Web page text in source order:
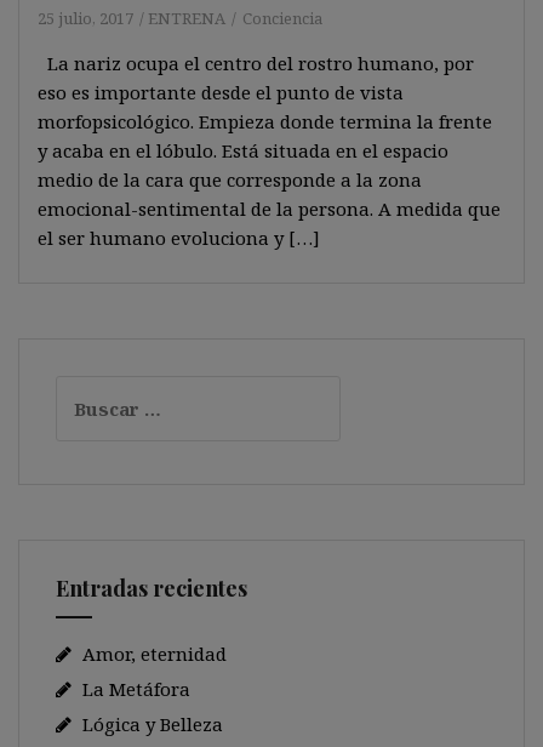
25 julio, 2017 ENTRENA Conciencia
La nariz ocupa el centro del rostro humano, por
eso es importante desde el punto de vista
morfopsicológico. Empieza donde termina la frente
y acaba en el lóbulo. Está situada en el espacio
medio de la cara que corresponde a la zona
emocional-sentimental de la persona. A medida que
el ser humano evoluciona y […]
Entradas recientes
Amor, eternidad
La Metáfora
Lógica y Belleza